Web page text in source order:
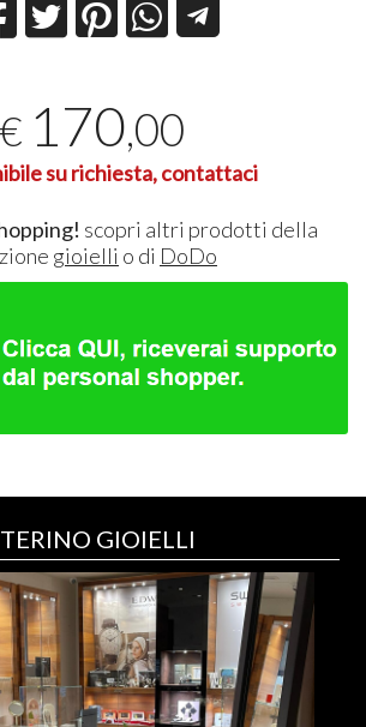
€ 170,00
su richiesta, contattaci
scopri altri prodotti della
gioielli o di DoDo
TERINO GIOIELLI